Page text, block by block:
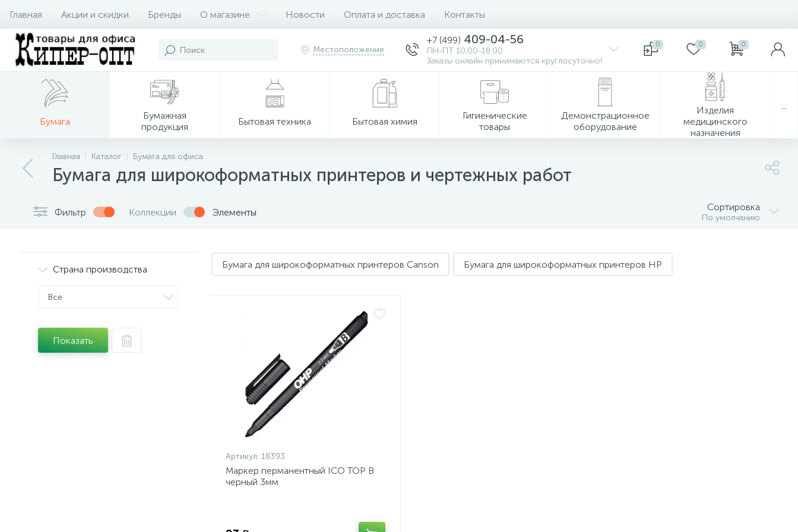
Главная Акции и скидки Бренды О магазине Новости Оплата и доставка Контакты
Местоположение
+7 (499) 409-04-56
ПН-ПТ 10:00-18:00
Заказы онлайн принимаются круглосуточно!
0 0 0
Бумага
Бумажная
продукция
Бытовая техника Бытовая химия
Гигиенические
товары
Демонстрационное
оборудование
Изделия
медицинского
назначения
Главная Каталог Бумага для офиса
Бумага для широкоформатных принтеров и чертежных работ
Фильтр Коллекции Элементы Сортировка
По умолчанию
Страна производства
Все
Показать
Бумага для широкоформатных принтеров Canson Бумага для широкоформатных принтеров HP
Артикул: 18393
Маркер перманентный ICO TOP B
черный 3мм